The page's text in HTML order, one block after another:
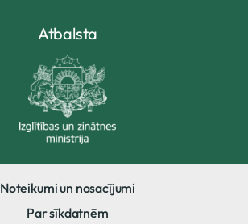
Atbalsta
Noteikumi un nosacījumi
Par sīkdatnēm